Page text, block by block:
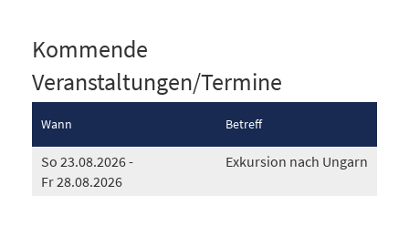
Kommende
Veranstaltungen/Termine
Wann Betreff
So 23.08.2026 -
Fr 28.08.2026
Exkursion nach Ungarn